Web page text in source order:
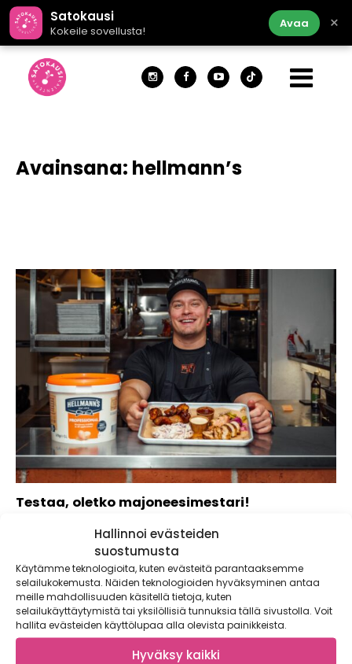
Hallinnoi evästeiden
suostumusta
Käytämme teknologioita, kuten evästeitä parantaaksemme
selailukokemusta. Näiden teknologioiden hyväksyminen antaa
meille mahdollisuuden käsitellä tietoja, kuten
selailukäyttäytymistä tai yksilöllisiä tunnuksia tällä sivustolla. Voit
hallita evästeiden käyttölupaa alla olevista painikkeista.
Hyväksy kaikki
Satokausi
Kokeile sovellusta!
Avaa ×
Avainsana: hellmann’s
Testaa, oletko majoneesimestari!
Kaupallinen yhteistyö Hellmann’s